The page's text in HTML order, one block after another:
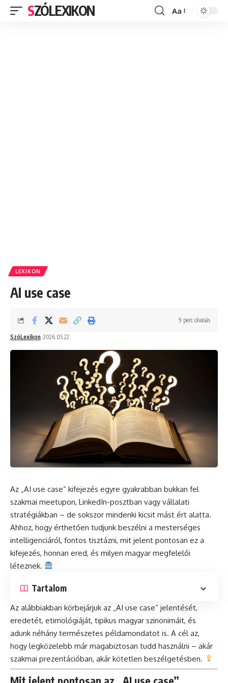
SZÓLEXIKON
Font
Aa
LEXIKON
AI use case
SzóLexikon 2026.05.22.
9 perc olvasás
Az „AI use case” kifejezés egyre gyakrabban bukkan fel
szakmai meetupon, LinkedIn-posztban vagy vállalati
stratégiákban – de sokszor mindenki kicsit mást ért alatta.
Ahhoz, hogy érthetően tudjunk beszélni a mesterséges
intelligenciáról, fontos tisztázni, mit jelent pontosan ez a
kifejezés, honnan ered, és milyen magyar megfelelői
léteznek.
Tartalom
Az alábbiakban körbejárjuk az „AI use case” jelentését,
eredetét, etimológiáját, tipikus magyar szinonimáit, és
adunk néhány természetes példamondatot is. A cél az,
hogy legközelebb már magabiztosan tudd használni – akár
szakmai prezentációban, akár kötetlen beszélgetésben.